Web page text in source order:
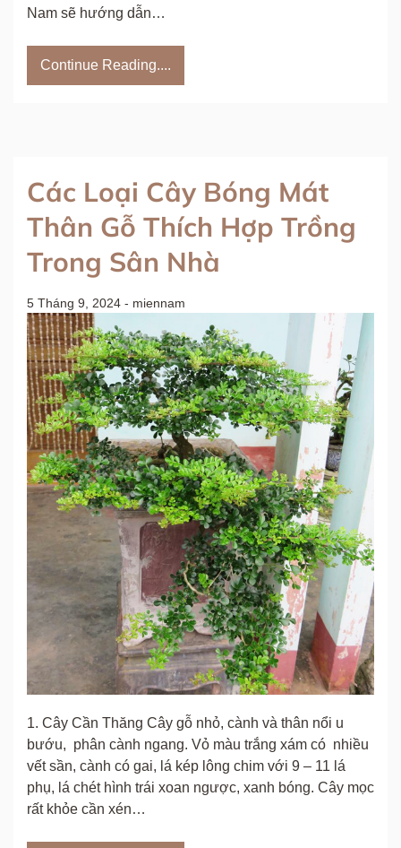
Nam sẽ hướng dẫn…
Continue Reading....
Các Loại Cây Bóng Mát
Thân Gỗ Thích Hợp Trồng
Trong Sân Nhà
5 Tháng 9, 2024 - miennam
1. Cây Cần Thăng Cây gỗ nhỏ, cành và thân nổi u
bướu, phân cành ngang. Vỏ màu trắng xám có nhiều
vết sần, cành có gai, lá kép lông chim với 9 – 11 lá
phụ, lá chét hình trái xoan ngược, xanh bóng. Cây mọc
rất khỏe cần xén…